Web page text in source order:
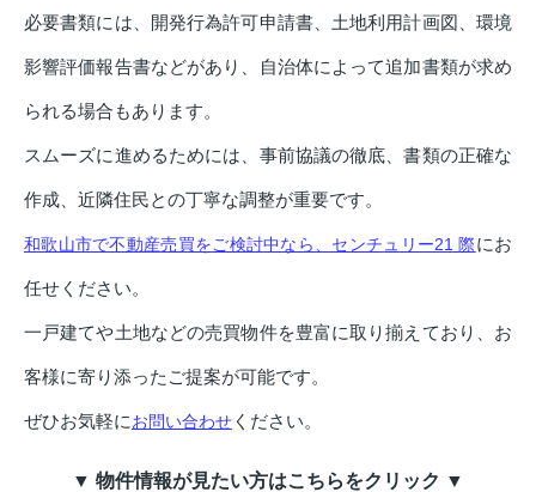
必要書類には、開発行為許可申請書、土地利用計画図、環境
影響評価報告書などがあり、自治体によって追加書類が求め
られる場合もあります。
スムーズに進めるためには、事前協議の徹底、書類の正確な
作成、近隣住民との丁寧な調整が重要です。
和歌山市で不動産売買をご検討中なら、センチュリー21 際にお
任せください。
一戸建てや土地などの売買物件を豊富に取り揃えており、お
客様に寄り添ったご提案が可能です。
ぜひお気軽にお問い合わせ ください。
▼ 物件情報が見たい方はこちらをクリック ▼